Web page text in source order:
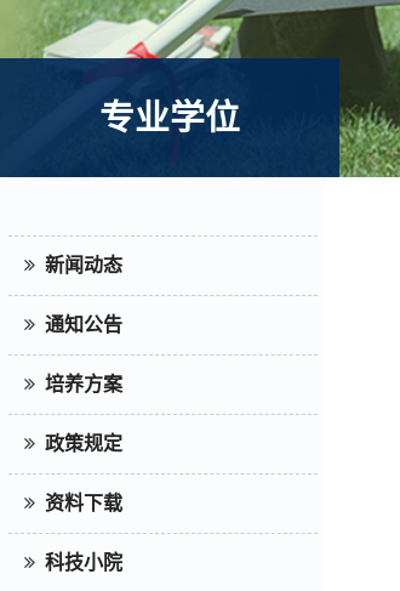
专业学位
新闻动态
通知公告
培养方案
政策规定
资料下载
科技小院